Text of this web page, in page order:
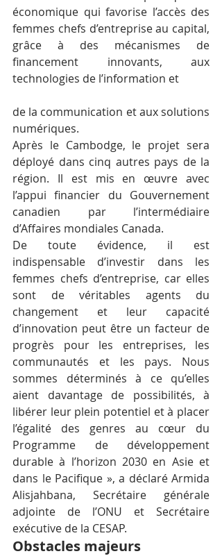
économique qui favorise l’accès des
femmes chefs d’entreprise au capital,
grâce à des mécanismes de
financement innovants, aux
technologies de l’information et
de la communication et aux solutions
numériques.
Après le Cambodge, le projet sera
déployé dans cinq autres pays de la
région. Il est mis en œuvre avec
l’appui financier du Gouvernement
canadien par l’intermédiaire
d’Affaires mondiales Canada.
De toute évidence, il est
indispensable d’investir dans les
femmes chefs d’entreprise, car elles
sont de véritables agents du
changement et leur capacité
d’innovation peut être un facteur de
progrès pour les entreprises, les
communautés et les pays. Nous
sommes déterminés à ce qu’elles
aient davantage de possibilités, à
libérer leur plein potentiel et à placer
l’égalité des genres au cœur du
Programme de développement
durable à l’horizon 2030 en Asie et
dans le Pacifique », a déclaré Armida
Alisjahbana, Secrétaire générale
adjointe de l’ONU et Secrétaire
exécutive de la CESAP.
Obstacles majeurs